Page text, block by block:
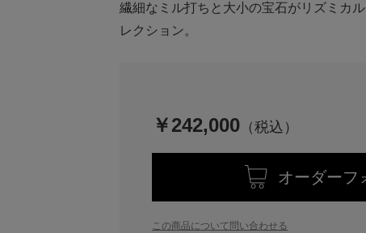
繊細なミル打ちと大小の宝石がリズミカ
レクション。
￥242,000
オーダーフ
この商品について問い合わせる